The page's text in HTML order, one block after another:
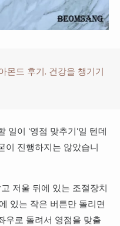
몬드 후기. 건강을 챙기기
일이 '영점 맞추기'일 텐데
이 진행하지는 않았습니
저울 뒤에 있는 조절장치
있는 작은 버튼만 돌리면
우로 돌려서 영점을 맞출